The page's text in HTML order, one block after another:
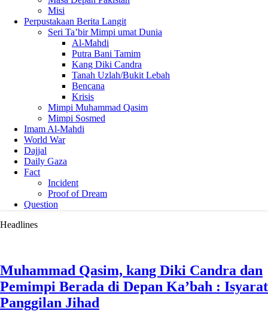
Misi
Perpustakaan Berita Langit
Seri Ta’bir Mimpi umat Dunia
Al-Mahdi
Putra Bani Tamim
Kang Diki Candra
Tanah Uzlah/Bukit Lebah
Bencana
Krisis
Mimpi Muhammad Qasim
Mimpi Sosmed
Imam Al-Mahdi
World War
Dajjal
Daily Gaza
Fact
Incident
Proof of Dream
Question
Headlines
Muhammad Qasim, kang Diki Candra dan
Pemimpi Berada di Depan Ka’bah : Isyarat
Panggilan Jihad